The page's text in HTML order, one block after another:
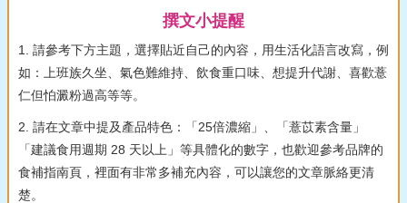
撰文小提醒
1. 請參考下方主題，選擇貼近自己的內容，用生活化語言改寫，例
如：上班族久坐、氣色難維持、飲食重口味、想提升代謝、喜歡薏
仁但怕澱粉過高等等。
2. 請在文章中提及產品特色：「25倍濃縮」、「薏苡素含量」
「建議食用週期 28 天以上」等具體化的數字，也歡迎參考品牌的
食補指南頁，裡面有非常多補充內容，可以讓您的文章脈絡更清
楚。